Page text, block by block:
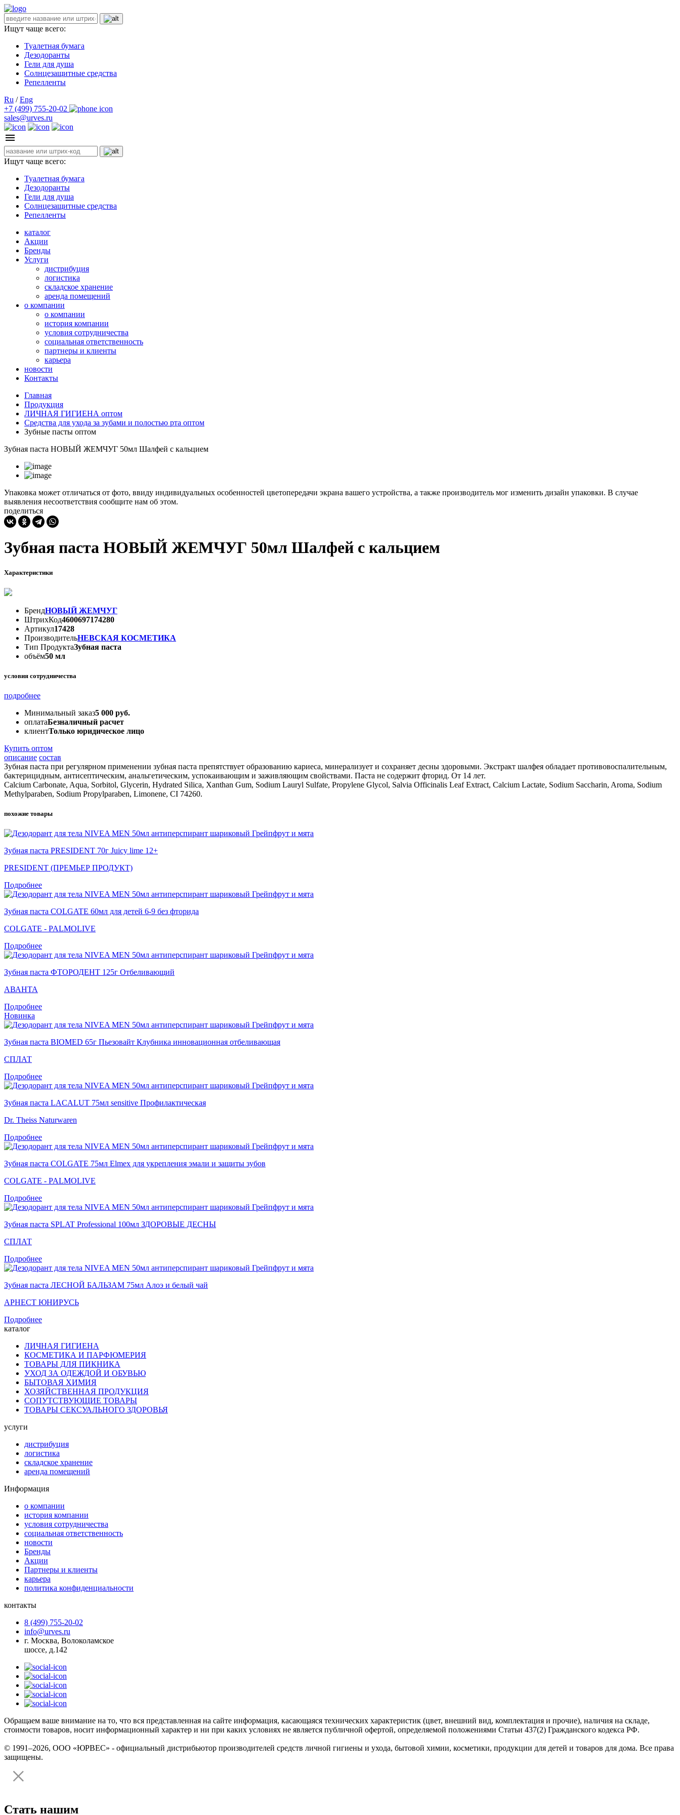
Ищут чаще всего:
Туалетная бумага
Дезодоранты
Гели для душа
Солнцезащитные средства
Репелленты
Ru / Eng
+7 (499) 755-20-02
sales@urves.ru
Ищут чаще всего:
Туалетная бумага
Дезодоранты
Гели для душа
Солнцезащитные средства
Репелленты
каталог
Акции
Бренды
Услуги
дистрибуция
логистика
складское хранение
аренда помещений
о компании
о компании
история компании
условия сотрудничества
социальная ответственность
партнеры и клиенты
карьера
новости
Контакты
Главная
Продукция
ЛИЧНАЯ ГИГИЕНА оптом
Средства для ухода за зубами и полостью рта оптом
Зубные пасты оптом
Зубная паста НОВЫЙ ЖЕМЧУГ 50мл Шалфей с кальцием
Упаковка может отличаться от фото, ввиду индивидуальных особенностей цветопередачи экрана вашего устройства, а также производитель мог изменить дизайн упаковки. В случае
выявления несоответствия сообщите нам об этом.
поделиться
Зубная паста НОВЫЙ ЖЕМЧУГ 50мл Шалфей с кальцием
Характеристики
БрендНОВЫЙ ЖЕМЧУГ
ШтрихКод4600697174280
Артикул17428
ПроизводительНЕВСКАЯ КОСМЕТИКА
Тип ПродуктаЗубная паста
объём50 мл
условия сотрудничества
подробнее
Минимальный заказ5 000 руб.
оплатаБезналичный расчет
клиентТолько юридическое лицо
Купить оптом
описание состав
Зубная паста при регулярном применении зубная паста препятствует образованию кариеса, минерализует и сохраняет десны здоровыми. Экстракт шалфея обладает противовоспалительным,
бактерицидным, антисептическим, анальгетическим, успокаивающим и заживляющим свойствами. Паста не содержит фторид. От 14 лет.
Calcium Carbonate, Aqua, Sorbitol, Glycerin, Hydrated Silica, Xanthan Gum, Sodium Lauryl Sulfate, Propylene Glycol, Salvia Officinalis Leaf Extract, Calcium Lactate, Sodium Saccharin, Aroma, Sodium
Methylparaben, Sodium Propylparaben, Limonene, CI 74260.
похожие товары
Зубная паста PRESIDENT 70г Juicy lime 12+
PRESIDENT (ПРЕМЬЕР ПРОДУКТ)
Подробнее
Зубная паста COLGATE 60мл для детей 6-9 без фторида
COLGATE - PALMOLIVE
Подробнее
Зубная паста ФТОРОДЕНТ 125г Отбеливающий
АВАНТА
Подробнее
Новинка
Зубная паста BIOMED 65г Пьезовайт Клубника инновационная отбеливающая
СПЛАТ
Подробнее
Зубная паста LACALUT 75мл sensitive Профилактическая
Dr. Theiss Naturwaren
Подробнее
Зубная паста COLGATE 75мл Elmex для укрепления эмали и защиты зубов
COLGATE - PALMOLIVE
Подробнее
Зубная паста SPLAT Professional 100мл ЗДОРОВЫЕ ДЕСНЫ
СПЛАТ
Подробнее
Зубная паста ЛЕСНОЙ БАЛЬЗАМ 75мл Алоэ и белый чай
АРНЕСТ ЮНИРУСЬ
Подробнее
каталог
ЛИЧНАЯ ГИГИЕНА
КОСМЕТИКА И ПАРФЮМЕРИЯ
ТОВАРЫ ДЛЯ ПИКНИКА
УХОД ЗА ОДЕЖДОЙ И ОБУВЬЮ
БЫТОВАЯ ХИМИЯ
ХОЗЯЙСТВЕННАЯ ПРОДУКЦИЯ
СОПУТСТВУЮЩИЕ ТОВАРЫ
ТОВАРЫ СЕКСУАЛЬНОГО ЗДОРОВЬЯ
услуги
дистрибуция
логистика
складское хранение
аренда помещений
Информация
о компании
история компании
условия сотрудничества
социальная ответственность
новости
Бренды
Акции
Партнеры и клиенты
карьера
политика конфиденциальности
контакты
8 (499) 755-20-02
info@urves.ru
г. Москва, Волоколамское
шоссе, д.142
Обращаем ваше внимание на то, что вся представленная на сайте информация, касающаяся технических характеристик (цвет, внешний вид, комплектация и прочие), наличия на складе,
стоимости товаров, носит информационный характер и ни при каких условиях не является публичной офертой, определяемой положениями Статьи 437(2) Гражданского кодекса РФ.
© 1991–2026, ООО «ЮРВЕС» - официальный дистрибьютор производителей средств личной гигиены и ухода, бытовой химии, косметики, продукции для детей и товаров для дома. Все права
защищены.
Стать нашим